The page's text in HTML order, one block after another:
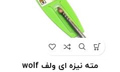
مته نیزه ای ولف wolf